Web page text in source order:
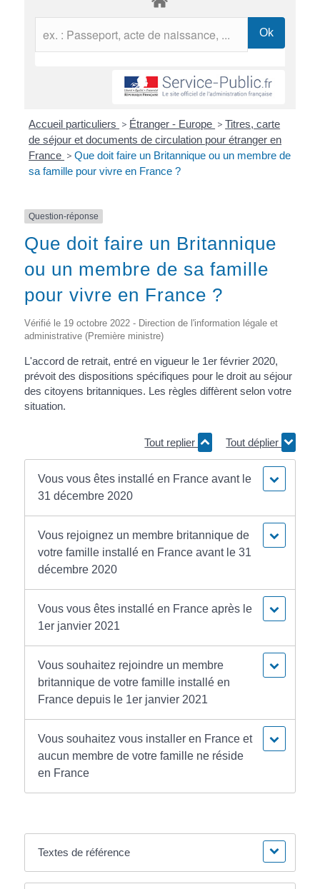
Accueil particuliers > Étranger - Europe > Titres, carte
de séjour et documents de circulation pour étranger en
France > Que doit faire un Britannique ou un membre de
sa famille pour vivre en France ?
Question-réponse
Que doit faire un Britannique
ou un membre de sa famille
pour vivre en France ?
Vérifié le 19 octobre 2022 - Direction de l'information légale et
administrative (Première ministre)
L'accord de retrait, entré en vigueur le 1erfévrier 2020,
prévoit des dispositions spécifiques pour le droit au séjour
des citoyens britanniques. Les règles diffèrent selon votre
situation.
Tout replier Tout déplier
Vous vous êtes installé en France avant le
31 décembre 2020
Vous rejoignez un membre britannique de
votre famille installé en France avant le 31
décembre 2020
Vous vous êtes installé en France après le
1er janvier 2021
Vous souhaitez rejoindre un membre
britannique de votre famille installé en
France depuis le 1er janvier 2021
Vous souhaitez vous installer en France et
aucun membre de votre famille ne réside
en France
Textes de référence